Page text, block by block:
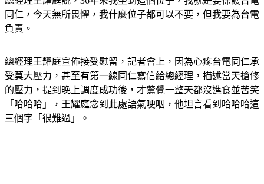
同仁，今天無所畏懼，我什麼位子都可以不要，但我要為台電
負責。
總經理王耀庭宣佈接受慰留，記者會上，因為心疼台電同仁承
受莫大壓力，甚至有第一線同仁寫信給總經理，描述當天搶修
的壓力，提到晚上調度成功後，才驚覺一整天都沒進食並苦笑
「哈哈哈」，王耀庭念到此處語氣哽咽，他坦言看到哈哈哈這
三個字「很難過」。